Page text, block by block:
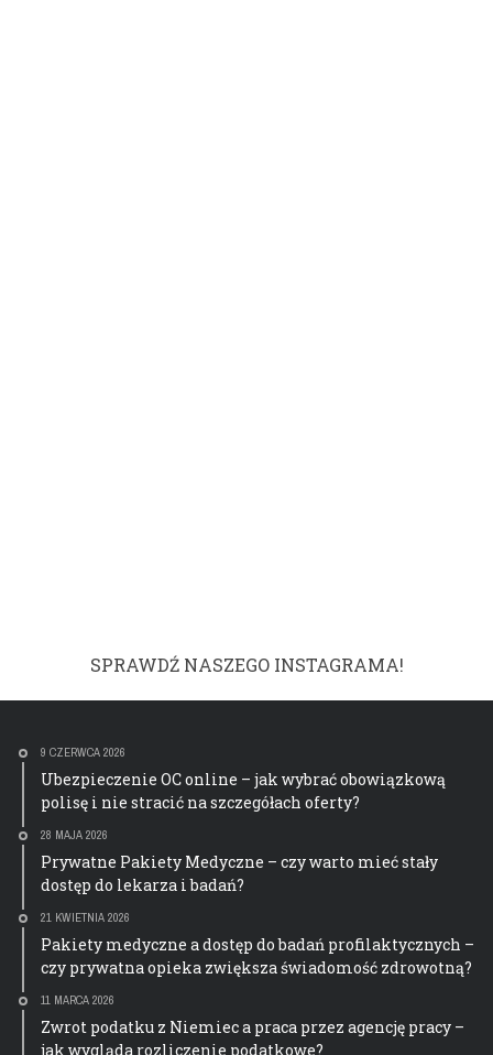
SPRAWDŹ NASZEGO INSTAGRAMA!
9 CZERWCA 2026
Ubezpieczenie OC online – jak wybrać obowiązkową
polisę i nie stracić na szczegółach oferty?
28 MAJA 2026
Prywatne Pakiety Medyczne – czy warto mieć stały
dostęp do lekarza i badań?
21 KWIETNIA 2026
Pakiety medyczne a dostęp do badań profilaktycznych –
czy prywatna opieka zwiększa świadomość zdrowotną?
11 MARCA 2026
Zwrot podatku z Niemiec a praca przez agencję pracy –
jak wygląda rozliczenie podatkowe?